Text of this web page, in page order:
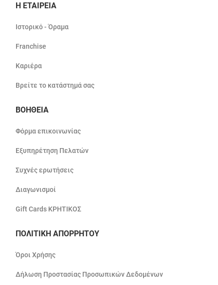
Η ΕΤΑΙΡΕΙΑ
Ιστορικό - Όραμα
Franchise
Καριέρα
Βρείτε το κατάστημά σας
ΒΟΗΘΕΙΑ
Φόρμα επικοινωνίας
Εξυπηρέτηση Πελατών
Συχνές ερωτήσεις
Διαγωνισμοί
Gift Cards ΚΡΗΤΙΚΟΣ
ΠΟΛΙΤΙΚΗ ΑΠΟΡΡΗΤΟΥ
Όροι Χρήσης
Δήλωση Προστασίας Προσωπικών Δεδομένων